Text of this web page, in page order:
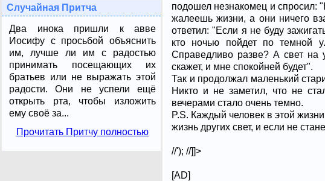
Случайная Притча
Два инока пришли к авве
Иосифу с просьбой объяснить
им, лучше ли им с радостью
принимать посещающих их
братьев или не выражать этой
радости. Они не успели ещё
открыть рта, чтобы изложить
ему своё за...
Прочитать Притчу полностью
подошел незнакомец и спросил:
жалеешь жизни, а они ничего
ответил: "Если я не буду
кто ночью пойдет по темной
Справедливо разве? А свет на
скажет, и мне спокойней будет".
Так и продолжал маленький
Никто и не заметил, что не
вечерами стало очень темно.
P.S. Каждый человек в этой
жизнь других свет, и если не
//'); //]]>
[AD]